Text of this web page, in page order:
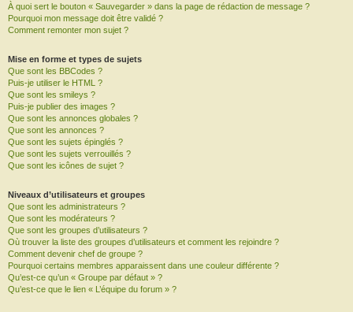
À quoi sert le bouton « Sauvegarder » dans la page de rédaction de message ?
Pourquoi mon message doit être validé ?
Comment remonter mon sujet ?
Mise en forme et types de sujets
Que sont les BBCodes ?
Puis-je utiliser le HTML ?
Que sont les smileys ?
Puis-je publier des images ?
Que sont les annonces globales ?
Que sont les annonces ?
Que sont les sujets épinglés ?
Que sont les sujets verrouillés ?
Que sont les icônes de sujet ?
Niveaux d’utilisateurs et groupes
Que sont les administrateurs ?
Que sont les modérateurs ?
Que sont les groupes d’utilisateurs ?
Où trouver la liste des groupes d’utilisateurs et comment les rejoindre ?
Comment devenir chef de groupe ?
Pourquoi certains membres apparaissent dans une couleur différente ?
Qu’est-ce qu’un « Groupe par défaut » ?
Qu’est-ce que le lien « L’équipe du forum » ?